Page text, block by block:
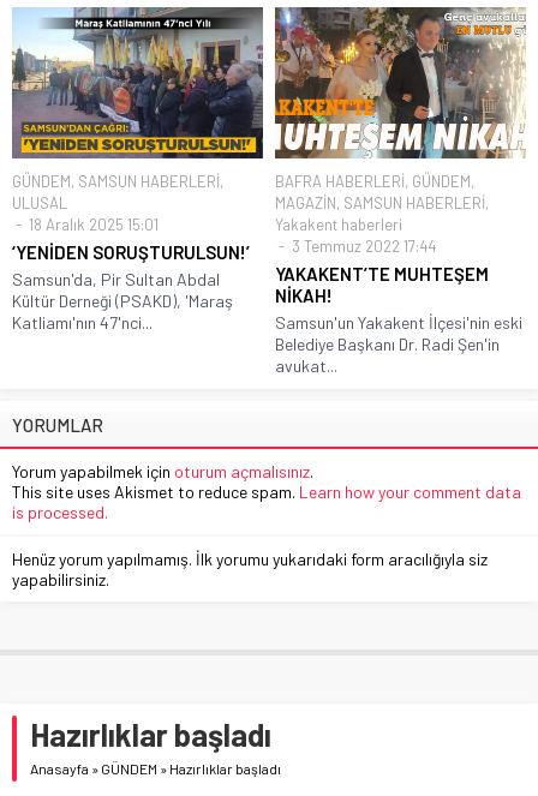
GÜNDEM, SAMSUN HABERLERİ,
ULUSAL
18 Aralık 2025 15:01
‘YENİDEN SORUŞTURULSUN!’
Samsun'da, Pir Sultan Abdal
Kültür Derneği (PSAKD), 'Maraş
Katliamı'nın 47'nci...
BAFRA HABERLERİ, GÜNDEM,
MAGAZİN, SAMSUN HABERLERİ,
Yakakent haberleri
3 Temmuz 2022 17:44
YAKAKENT’TE MUHTEŞEM
NİKAH!
Samsun'un Yakakent İlçesi'nin eski
Belediye Başkanı Dr. Radi Şen'in
avukat...
YORUMLAR
Yorum yapabilmek için oturum açmalısınız.
This site uses Akismet to reduce spam. Learn how your comment data
is processed.
Henüz yorum yapılmamış. İlk yorumu yukarıdaki form aracılığıyla siz
yapabilirsiniz.
Hazırlıklar başladı
Anasayfa » GÜNDEM » Hazırlıklar başladı